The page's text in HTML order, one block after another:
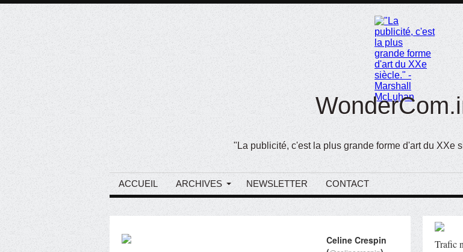
"La publicité, c'est la plus grande forme d'art du XXe
ACCUEIL ARCHIVES NEWSLETTER CONTACT
Celine Crespin
Trafic